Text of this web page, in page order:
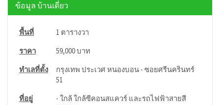
ข้อมูล บ้านเดี่ยว
พื้นที่
1 ตารางวา
ราคา
59,000 บาท
ทำเลที่ตั้ง
กรุงเทพ ประเวศ หนองบอน - ซอยศรีนครินทร์
51
ที่อยู่
- ใกล้ ใกล้ซีคอนสแควร์ และรถไฟฟ้าสายสี